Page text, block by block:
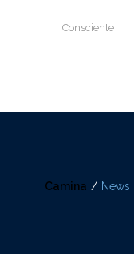
Consciente
Camina / News